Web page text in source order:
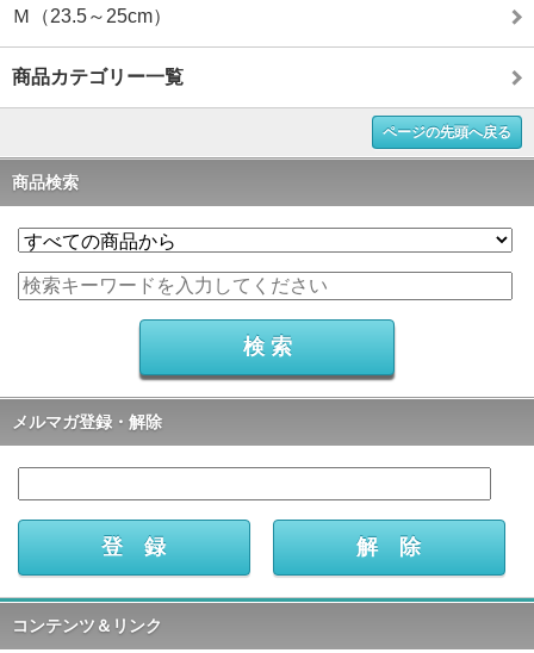
Ｍ（23.5～25cm）
商品カテゴリー一覧
ページの先頭へ戻る
商品検索
メルマガ登録・解除
コンテンツ＆リンク